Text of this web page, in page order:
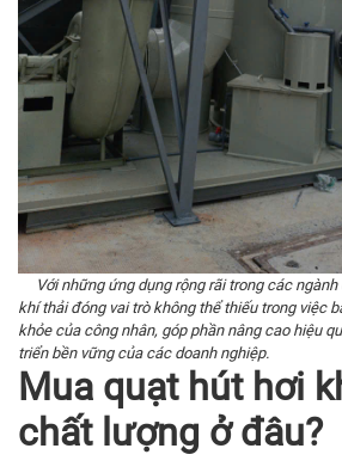
Với những ứng dụng rộng rãi trong các
khí thải đóng vai trò không thể thiếu trong việc
khỏe của công nhân, góp phần nâng cao hiệu
triển bền vững của các doanh nghiệp.
Mua quạt hút hơi
chất lượng ở đâu?